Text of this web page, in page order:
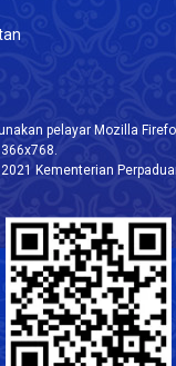
pelayar Mozilla
Kementerian